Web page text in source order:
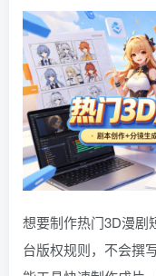
想要制作热门3D漫剧
台版权规则，不会撰